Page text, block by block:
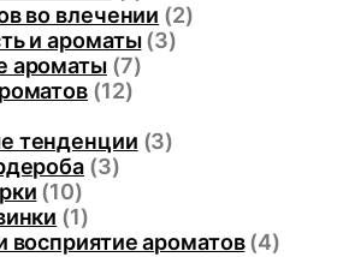
во влечении (2)
и ароматы(3)
ароматы(7)
(12)
тенденции (3)
(3)
(10)
(1)
восприятие ароматов(4)